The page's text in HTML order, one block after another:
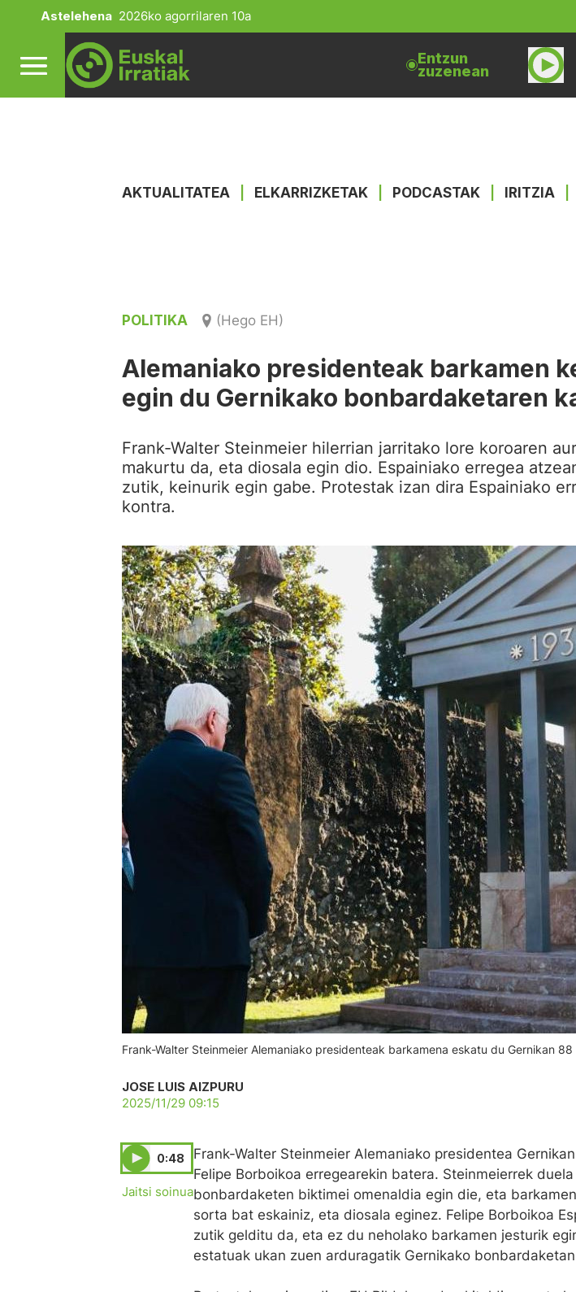
Astelehena 2026ko agorrilaren 10a
Entzun
zuzenean
AKTUALITATEA ELKARRIZKETAK PODCASTAK IRITZIA
POLITIKA (Hego EH)
Alemaniako presidenteak barkamen
egin du Gernikako bonbardaketaren
Frank-Walter Steinmeier hilerrian jarritako lore koroaren
makurtu da, eta diosala egin dio. Espainiako erregea
zutik, keinurik egin gabe. Protestak izan dira Espainiako
kontra.
Frank-Walter Steinmeier Alemaniako presidenteak barkamena eskatu du Gernikan
JOSE LUIS AIZPURU
2025/11/29 09:15
0:48
Jaitsi soinua
Frank-Walter Steinmeier Alemaniako presidentea
Felipe Borboikoa erregearekin batera. Steinmeierrek
bonbardaketen biktimei omenaldia egin die, eta
sorta bat eskainiz, eta diosala eginez. Felipe Borboikoa
zutik gelditu da, eta ez du neholako barkamen jesturik
estatuak ukan zuen arduragatik Gernikako